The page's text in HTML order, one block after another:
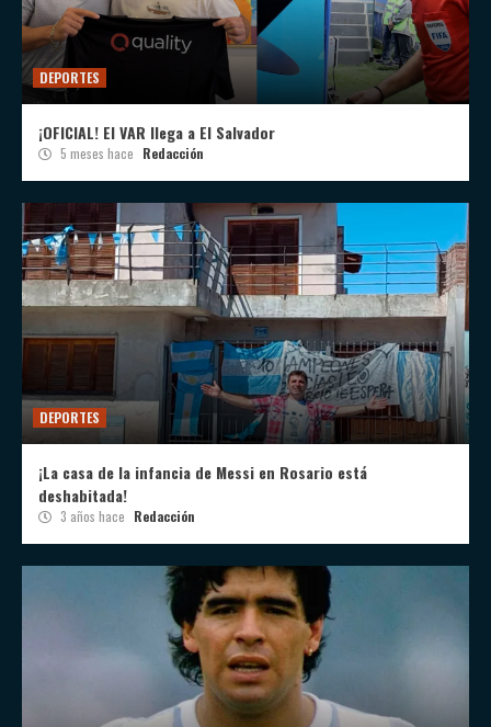
DEPORTES
¡OFICIAL! El VAR llega a El Salvador
5 meses hace Redacción
DEPORTES
¡La casa de la infancia de Messi en Rosario está
deshabitada!
3 años hace Redacción